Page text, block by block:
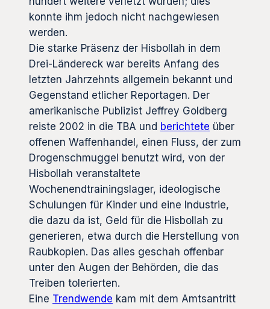
konnte ihm jedoch nicht nachgewiesen
werden.
Die starke Präsenz der Hisbollah in dem
Drei-Ländereck war bereits Anfang des
letzten Jahrzehnts allgemein bekannt und
Gegenstand etlicher Reportagen. Der
amerikanische Publizist Jeffrey Goldberg
reiste 2002 in die TBA und berichtete über
offenen Waffenhandel, einen Fluss, der zum
Drogenschmuggel benutzt wird, von der
Hisbollah veranstaltete
Wochenendtrainingslager, ideologische
Schulungen für Kinder und eine Industrie,
die dazu da ist, Geld für die Hisbollah zu
generieren, etwa durch die Herstellung von
Raubkopien. Das alles geschah offenbar
unter den Augen der Behörden, die das
Treiben tolerierten.
Eine Trendwende kam mit dem Amtsantritt